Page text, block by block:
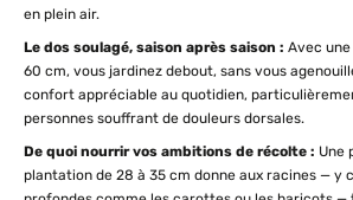
en plein air.
Le dos soulagé, saison après saison : Avec
60 cm, vous jardinez debout, sans vous
confort appréciable au quotidien,
personnes souffrant de douleurs dorsales.
De quoi nourrir vos ambitions de récolte : Une
plantation de 28 à 35 cm donne aux racines — y